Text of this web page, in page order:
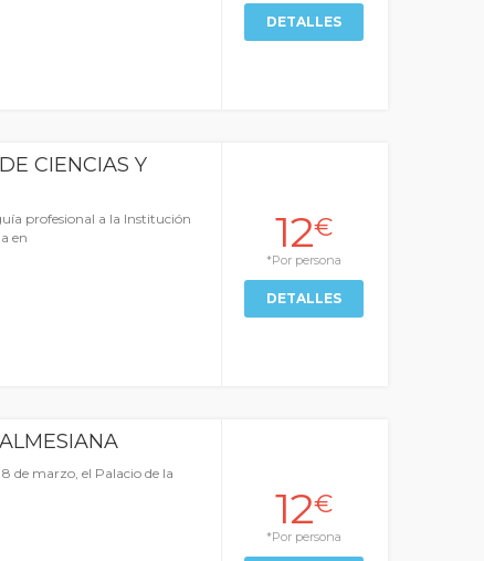
DETALLES
CIENCIAS Y
profesional a la Institución
en
12€
*Por persona
DETALLES
de marzo, el Palacio de la
12€
*Por persona